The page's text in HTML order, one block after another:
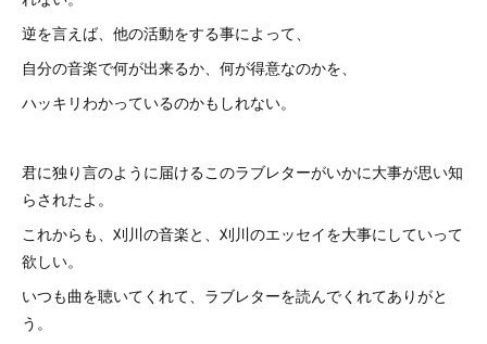
逆を言えば、他の活動をする事によって、
自分の音楽で何が出来るか、何が得意なのかを、
ハッキリわかっているのかもしれない。
君に独り言のように届けるこのラブレターがいかに大事が思い知
らされたよ。
これからも、刈川の音楽と、刈川のエッセイを大事にしていって
欲しい。
いつも曲を聴いてくれて、ラブレターを読んでくれてありがと
う。